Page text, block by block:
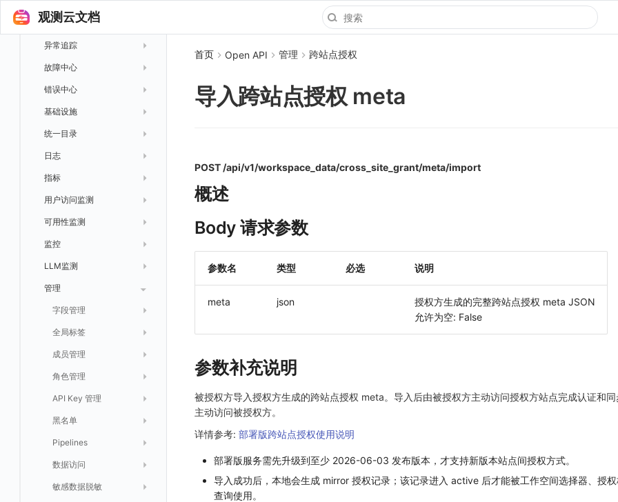
观测云文档
数据转发至谷歌云 GCS
字段展示权限
敏感数据扫描
创建扫描规则
自定义新建
官方规则库
管理扫描规则
实验室
SSO 管理
SAML
配置示例
Azure AD
IAM Identity Center
Keycloak
OIDC
角色映射
常见问题
支持中心
Status Page
工单管理
仪表板
创建
获取
删除
修改
获取
扩展信息配置
仪表板轮播
列出
获取
新建
修改
笔记
列出
获取
删除
创建
修改
新版笔记
列出
获取
删除
查看器
列出
导出
新建
导入
内置视图
导出
新建
删除
服务管理
获取
新建
删除
服务性能
列出
获取
事件
未恢复事件列出
获取事件内容
手动恢复事件
创建事件
异常追踪
频道
列出
新建
修改
Issue
列出
获取
回复 列出
回复 创建
回复 删除
自定义等级 添加
自定义等级 修改
自定义等级 删除
默认配置状态 获取
默认配置状态修改
附件上传
附件删除
附件下载
日程
列出
修改
删除
配置管理
获取
新增
删除
新建自动发现配置
修改自动发现配置
自动发现配置列出
禁用/启用自动发现配置
删除自动发现配置
故障中心
故障列表
获取故障 AI 自动分析配置
设置故障 AI 自动分析配置
新建
修改
故障评论 创建
故障操作记录 查询
附件上传
附件删除
附件下载
值班
列出
修改
删除
配置管理
自定义等级 修改
自定义等级 删除
默认配置状态修改
错误中心
错误中心
列出
操作记录列表
评论列表
修改评论
错误中心规则
新建
修改
删除
基础设施
基础设施
资源目录
创建
修改
导出
统一目录
实体列表
统一目录实体详情
统一目录实体导出
统一目录实体修改
统一目录实体类型列表
统一目录实体类型详情
统一目录实体类型创建
统一目录实体类型修改
统一目录实体类型删除
拓扑图
日志
聚类查询
获取查询任务结果
发送查询任务
索引
列出
导出
创建默认类型索引
修改默认类型索引配置
绑定索引
绑定索引配置修改
启用/禁用 索引配置
删除索引
数据转发
获取
修改
删除
创建数据查询任务
获取数据查询任务结果
数据访问
列出
新建
新建单个数据访问规则
修改
修改单个数据访问规则
启用/禁用
删除
指标
获取指标集相关信息
指标和标签信息获取
获取指标集 Schema 信息
获取日志 Schema 信息
获取日志索引列表
获取非日志文本数据 Schema 信息
获取非日志文本数据 Tags 信息
聚合生成指标
新建
修改
禁用/启用
删除
用户访问监测
应用
添加 RUM 配置
删除 RUM 配置
SourceMap
列出
分片上传初始化
上传单个分片
列出已上传的分片列表
列出文件树
合并分片生成文件
取消一个分片上传事件
上传单个文件内容
可用性监测
拨测任务
创建
修改
禁用/启用
创建多步拨测任务
修改多步拨测任务
列出
获取
官方节点列出
自建节点管理
获取
删除
新建
监控
监控器
外部事件监控器事件接受
列出
获取
新建
导出
导入
修改
替换导入
删除
启用/禁用
SLO
创建
获取
列出
修改
删除
批量删除
禁用/启用
批量禁用/启用
智能巡检
列出
获取
创建
修改
禁用
启用
删除
批量删除
静默配置
列出
创建
修改
禁用
启用
删除
告警策略
alert-policy
列出
创建(该接口于 2025-12-30 日下架,推荐使用 v2版接口)
创建 v2
获取
修改(该接口于 2025-12-30 日下架,推荐使用 v2版接口)
自定义通知日期
列出
创建
获取
修改
通知对象管理
列出
创建
获取
修改
删除
LLM监测
应用
快速列出 LLM 配置
列出 LLM 配置
获取 LLM 配置
添加 LLM 配置
修改 LLM 配置
删除 LLM 配置
管理
字段管理
列出
获取
新增
修改
删除
全局标签
列出
获取
新建
修改
删除
导出
导入
成员管理
workspace-member
成员列出
邀请成员
添加成员(部署版)
删除成员
角色权限
列出权限信息
团队管理
列出
获取
删除
SSO 管理
获取 SSO 配置
sso
角色管理
列出
获取
新建
修改
删除
API Key 管理
列出
获取
删除
验证
黑名单
列出
获取
新建
Pipelines
列出
新建
数据访问
列出
敏感数据脱敏
首页 Open API 管理 跨站点授权
导入跨站点授权 meta
POST /api/v1/workspace_data/cross_site_grant/meta/import
概述
Body 请求参数
参数名 类型 必选 说明
meta json
授权方生成的完整跨站点授权 meta JSON
允许为空: False
参数补充说明
被授权方导入授权方生成的跨站点授权 meta。导入后由被授权方主动访问授权方站点完成认证和
主动访问被授权方。
详情参考: 部署版跨站点授权使用说明
部署版服务需先升级到至少 2026-06-03 发布版本，才支持新版本站点间授权方式。
导入成功后，本地会生成 mirror 授权记录；该记录进入 active 后才能被工作空间选择器、授权
查询使用。